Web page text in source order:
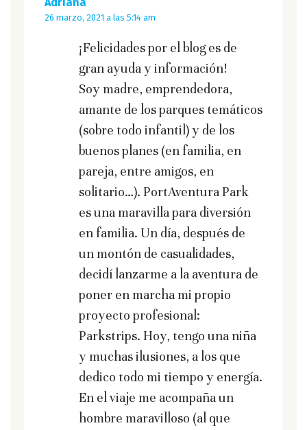
Adriana
26 marzo, 2021 a las 5:14 am
¡Felicidades por el blog es de
gran ayuda y información!
Soy madre, emprendedora,
amante de los parques temáticos
(sobre todo infantil) y de los
buenos planes (en familia, en
pareja, entre amigos, en
solitario…). PortAventura Park
es una maravilla para diversión
en familia. Un día, después de
un montón de casualidades,
decidí lanzarme a la aventura de
poner en marcha mi propio
proyecto profesional:
Parkstrips. Hoy, tengo una niña
y muchas ilusiones, a los que
dedico todo mi tiempo y energía.
En el viaje me acompaña un
hombre maravilloso (al que